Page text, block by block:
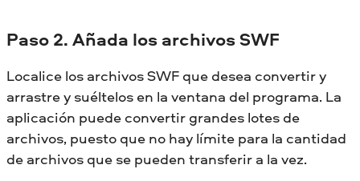
Paso 2. Añada los archivos SWF
Localice los archivos SWF que desea convertir y
arrastre y suéltelos en la ventana del programa. La
aplicación puede convertir grandes lotes de
archivos, puesto que no hay límite para la cantidad
de archivos que se pueden transferir a la vez.